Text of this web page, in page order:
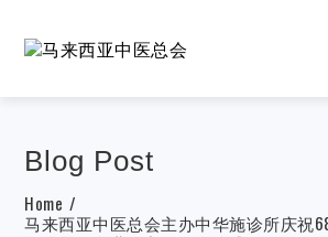
Blog Post
Home
马来西亚中医总会主办中华施诊所庆祝